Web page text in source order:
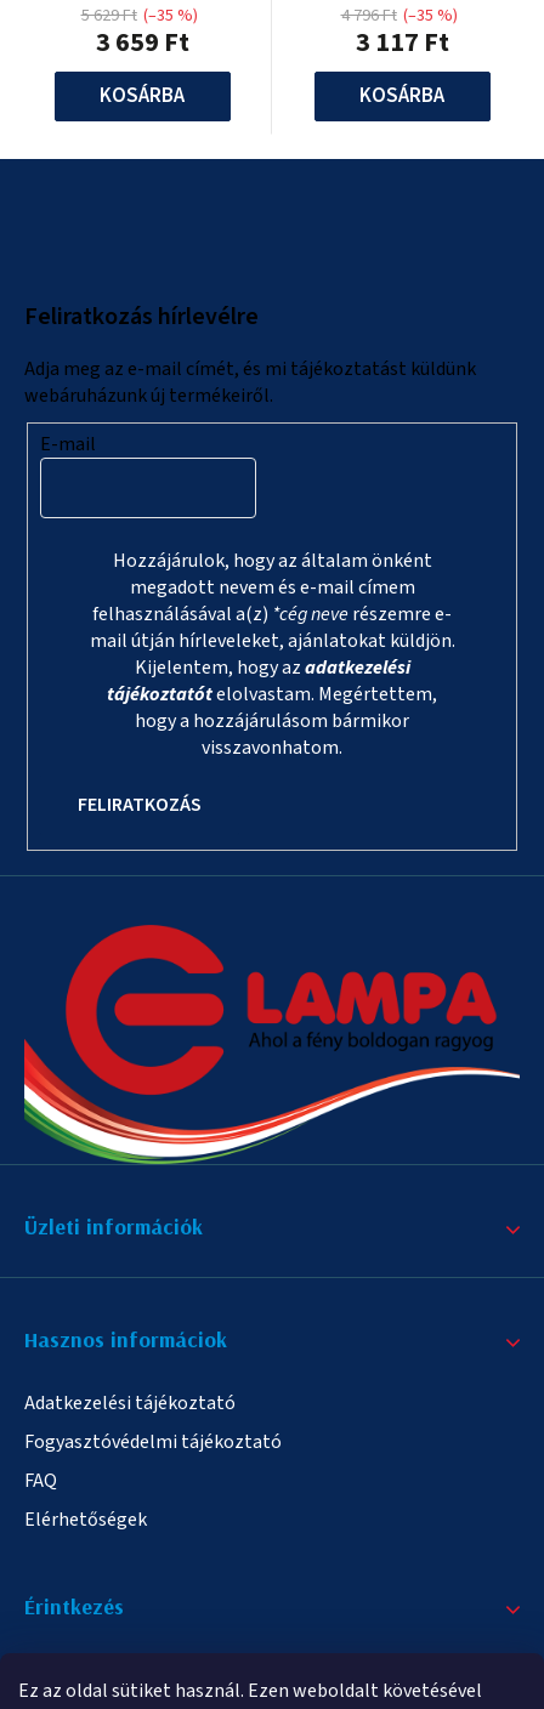
Ez az oldal sütiket használ. Ezen weboldalt követésével
3 659 Ft
5 629 Ft (–35 %)
KOSÁRBA
3 117 Ft
4 796 Ft (–35 %)
KOSÁRBA
Feliratkozás hírlevélre
Adja meg az e-mail címét, és mi tájékoztatást küldünk
webáruházunk új termékeiről.
E-mail
Hozzájárulok, hogy az általam önként
megadott nevem és e-mail címem
felhasználásával a(z) *cég neverészemre e-
mail útján hírleveleket, ajánlatokat küldjön.
Kijelentem, hogy azadatkezelési
tájékoztatótelolvastam. Megértettem,
hogy a hozzájárulásom bármikor
visszavonhatom.
FELIRATKOZÁS
Üzleti információk
Hasznos informáciok
Adatkezelési tájékoztató
Fogyasztóvédelmi tájékoztató
FAQ
Elérhetőségek
Érintkezés